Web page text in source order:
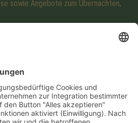
sowie Angebote zum Übernachten,